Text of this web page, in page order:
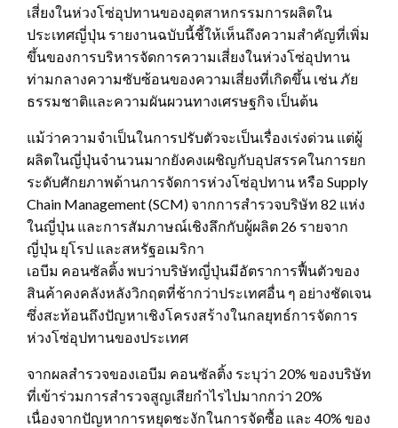
เสี่ยงในห่วงโซ่อุปทานของอุตสาหกรรมการผลิตใน
ประเทศญี่ปุ่น รายงานฉบับนี้ชี้ให้เห็นถึงความสำคัญที่เพิ่ม
ขึ้นของการบริหารจัดการความเสี่ยงในห่วงโซ่อุปทาน
ท่ามกลางความซับซ้อนของความเสี่ยงที่เกิดขึ้น เช่น ภัย
ธรรมชาติและความผันผวนทางเศรษฐกิจ เป็นต้น
แม้ว่าความจำเป็นในการปรับตัวจะเป็นเรื่องเร่งด่วน แต่ผู้
ผลิตในญี่ปุ่นจำนวนมากยังคงเผชิญกับอุปสรรคในการยก
ระดับศักยภาพด้านการจัดการห่วงโซ่อุปทาน หรือ Supply
Chain Management (SCM) จากการสำรวจบริษัท 82 แห่ง
ในญี่ปุ่น และการสัมภาษณ์เชิงลึกกับผู้ผลิต 26 รายจาก
ญี่ปุ่น ยุโรป และสหรัฐอเมริกา
เอบีม คอนซัลติ้ง พบว่าบริษัทญี่ปุ่นมีอัตราการฟื้นตัวของ
สินค้าคงคลังหลังวิกฤตที่ช้ากว่าประเทศอื่น ๆ อย่างชัดเจน
ซึ่งสะท้อนถึงปัญหาเชิงโครงสร้างในกลยุทธ์การจัดการ
ห่วงโซ่อุปทานของประเทศ
จากผลสำรวจของเอบีม คอนซัลติ้ง ระบุว่า 20% ของบริษัท
ที่เข้าร่วมการสำรวจสูญเสียกำไรไปมากกว่า 20%
เนื่องจากปัญหาการหยุดชะงักในการจัดซื้อ และ 40% ของ